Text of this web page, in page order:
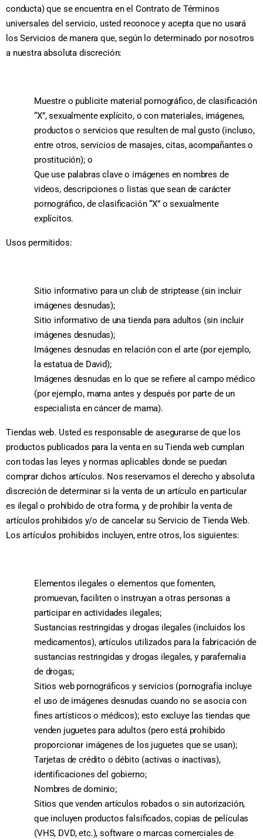
conducta) que se encuentra en el Contrato de Términos
universales del servicio, usted reconoce y acepta que no usará
los Servicios de manera que, según lo determinado por nosotros
a nuestra absoluta discreción:
Muestre o publicite material pornográfico, de clasificación
“X”, sexualmente explícito, o con materiales, imágenes,
productos o servicios que resulten de mal gusto (incluso,
entre otros, servicios de masajes, citas, acompañantes o
prostitución); o
Que use palabras clave o imágenes en nombres de
videos, descripciones o listas que sean de carácter
pornográfico, de clasificación “X” o sexualmente
explícitos.
Usos permitidos:
Sitio informativo para un club de striptease (sin incluir
imágenes desnudas);
Sitio informativo de una tienda para adultos (sin incluir
imágenes desnudas);
Imágenes desnudas en relación con el arte (por ejemplo,
la estatua de David);
Imágenes desnudas en lo que se refiere al campo médico
(por ejemplo, mama antes y después por parte de un
especialista en cáncer de mama).
Tiendas web. Usted es responsable de asegurarse de que los
productos publicados para la venta en su Tienda web cumplan
con todas las leyes y normas aplicables donde se puedan
comprar dichos artículos. Nos reservamos el derecho y absoluta
discreción de determinar si la venta de un artículo en particular
es ilegal o prohibido de otra forma, y de prohibir la venta de
artículos prohibidos y/o de cancelar su Servicio de Tienda Web.
Los artículos prohibidos incluyen, entre otros, los siguientes:
Elementos ilegales o elementos que fomenten,
promuevan, faciliten o instruyan a otras personas a
participar en actividades ilegales;
Sustancias restringidas y drogas ilegales (incluidos los
medicamentos), artículos utilizados para la fabricación de
sustancias restringidas y drogas ilegales, y parafernalia
de drogas;
Sitios web pornográficos y servicios (pornografía incluye
el uso de imágenes desnudas cuando no se asocia con
fines artísticos o médicos); esto excluye las tiendas que
venden juguetes para adultos (pero está prohibido
proporcionar imágenes de los juguetes que se usan);
Tarjetas de crédito o débito (activas o inactivas),
identificaciones del gobierno;
Nombres de dominio;
Sitios que venden artículos robados o sin autorización,
que incluyen productos falsificados, copias de películas
(VHS, DVD, etc.), software o marcas comerciales de